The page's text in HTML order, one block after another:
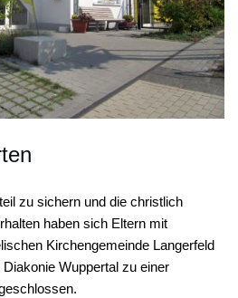
zu sichern und die christlich
haben sich Eltern mit
Kirchengemeinde Langerfeld
Wuppertal zu einer